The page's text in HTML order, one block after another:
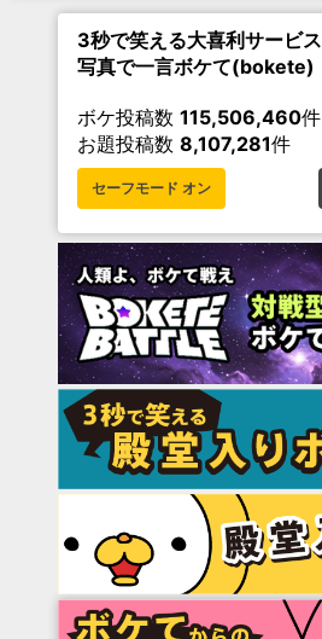
3秒で笑える大喜利サービス
写真で一言ボケて(bokete)
ボケ投稿数 115,506,460件
お題投稿数 8,107,281件
セーフモード オン